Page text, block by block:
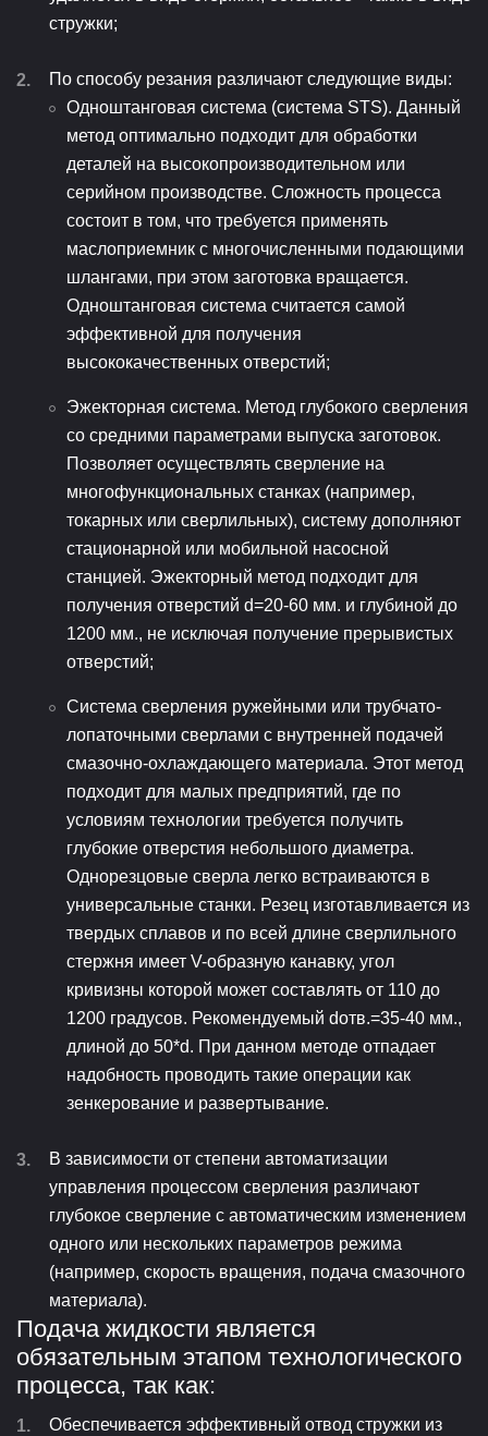
стружки;
По способу резания различают следующие виды:
Одноштанговая система (система STS). Данный
метод оптимально подходит для обработки
деталей на высокопроизводительном или
серийном производстве. Сложность процесса
состоит в том, что требуется применять
маслоприемник с многочисленными подающими
шлангами, при этом заготовка вращается.
Одноштанговая система считается самой
эффективной для получения
высококачественных отверстий;
Эжекторная система. Метод глубокого сверления
со средними параметрами выпуска заготовок.
Позволяет осуществлять сверление на
многофункциональных станках (например,
токарных или сверлильных), систему дополняют
стационарной или мобильной насосной
станцией. Эжекторный метод подходит для
получения отверстий d=20-60 мм. и глубиной до
1200 мм., не исключая получение прерывистых
отверстий;
Система сверления ружейными или трубчато-
лопаточными сверлами с внутренней подачей
смазочно-охлаждающего материала. Этот метод
подходит для малых предприятий, где по
условиям технологии требуется получить
глубокие отверстия небольшого диаметра.
Однорезцовые сверла легко встраиваются в
универсальные станки. Резец изготавливается из
твердых сплавов и по всей длине сверлильного
стержня имеет V-образную канавку, угол
кривизны которой может составлять от 110 до
1200 градусов. Рекомендуемый dотв.=35-40 мм.,
длиной до 50*d. При данном методе отпадает
надобность проводить такие операции как
зенкерование и развертывание.
В зависимости от степени автоматизации
управления процессом сверления различают
глубокое сверление с автоматическим изменением
одного или нескольких параметров режима
(например, скорость вращения, подача смазочного
материала).
Подача жидкости является
обязательным этапом технологического
процесса, так как:
Обеспечивается эффективный отвод стружки из